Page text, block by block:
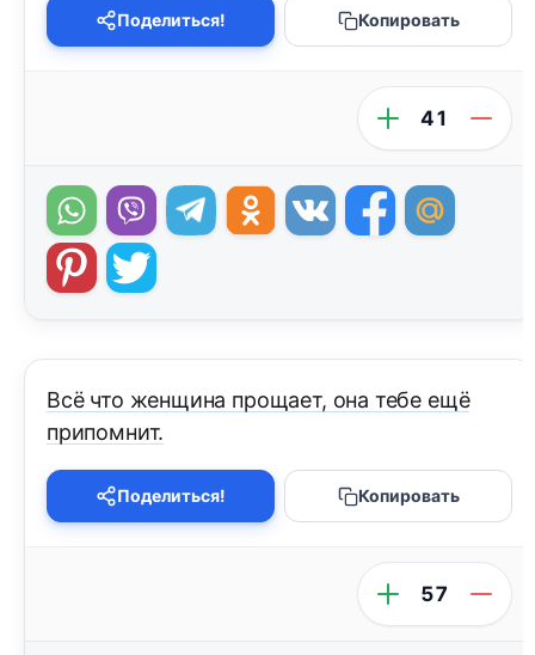
Поделиться! Копировать
41
Всё что женщина прощает, она тебе ещё
припомнит.
Поделиться! Копировать
57